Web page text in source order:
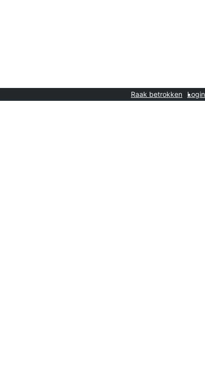
Raak betrokken Login